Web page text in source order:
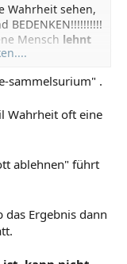
Wahrheit sehen,
Mensch lehnt
kann nicht
Schöne
sammelsurium" .
Wahrheit oft eine
ablehnen" führt
Ergebnis dann